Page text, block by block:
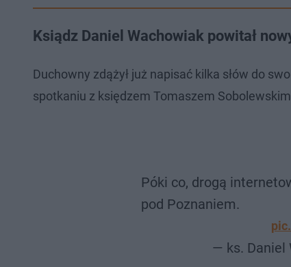
Ksiądz Daniel Wachowiak powitał
Duchowny zdążył już napisać kilka słów do
spotkaniu z księdzem Tomaszem
Póki co, drogą
pod Poznaniem.
— ks. Daniel